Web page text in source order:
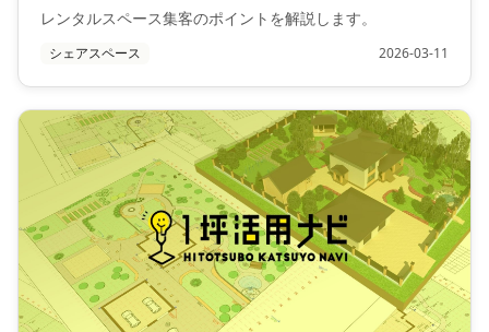
レンタルスペース集客のポイントを解説します。
シェアスペース 2026-03-11